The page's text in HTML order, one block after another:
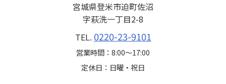
宮城県登米市迫町佐沼
字萩洗一丁目2-8
TEL. 0220-23-9101
営業時間：8:00〜17:00
定休日：日曜・祝日